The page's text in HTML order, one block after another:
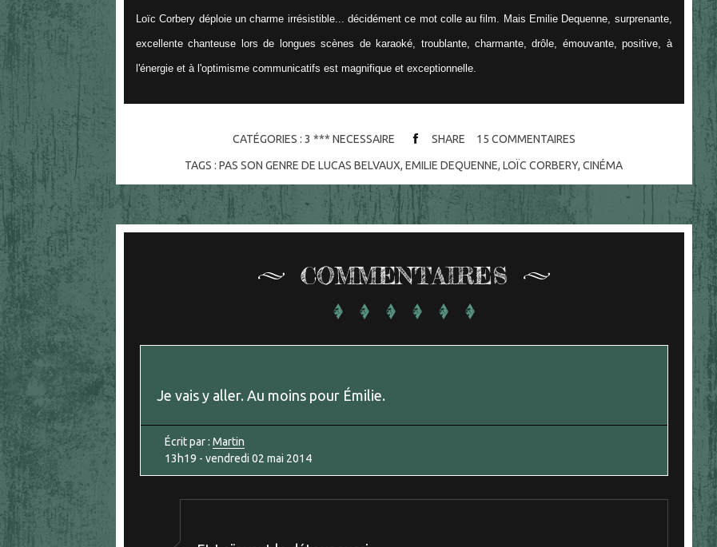
Loïc Corbery déploie un charme irrésistible... décidément ce mot colle au film. Mais Emilie Dequenne, surprenante,
excellente chanteuse lors de longues scènes de karaoké, troublante, charmante, drôle, émouvante, positive, à
l'énergie et à l'optimisme communicatifs est magnifique et exceptionnelle.
CATÉGORIES : 3 *** NECESSAIRE SHARE 15 COMMENTAIRES
TAGS :PAS SON GENRE DE LUCAS BELVAUX,EMILIE DEQUENNE,LOÏC CORBERY,CINÉMA
COMMENTAIRES
Je vais y aller. Au moins pour Émilie.
Écrit par : Martin
13h19 - vendredi 02 mai 2014